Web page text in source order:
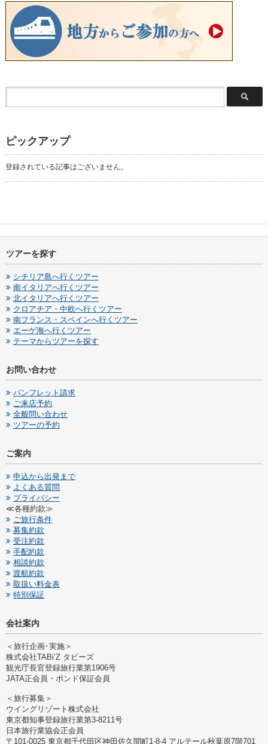
ピックアップ
登録されている記事はございません。
ツアーを探す
シチリア島へ行くツアー
南イタリアへ行くツアー
北イタリアへ行くツアー
クロアチア・中欧へ行くツアー
南フランス・スペインへ行くツアー
エーゲ海へ行くツアー
テーマからツアーを探す
お問い合わせ
パンフレット請求
ご来店予約
全般問い合わせ
ツアーの予約
ご案内
申込から出発まで
よくある質問
プライバシー
≪各種約款≫
ご旅行条件
募集約款
受注約款
手配約款
相談約款
渡航約款
取扱い料金表
特別保証
会社案内
＜旅行企画･実施＞
株式会社TABi’Z タビーズ
観光庁長官登録旅行業第1906号
JATA正会員・ボンド保証会員
＜旅行募集＞
ウイングリゾート株式会社
東京都知事登録旅行業第3-8211号
日本旅行業協会正会員
〒101-0025 東京都千代田区神田佐久間町1-8-4 アルテール秋葉原7階701